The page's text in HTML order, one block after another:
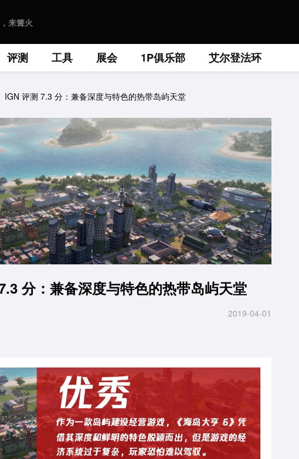
评测 工具 展会 1P俱乐部 艾尔登法环
IGN 评测 7.3 分：兼备深度与特色的热带岛屿天堂
分：兼备深度与特色的热带岛屿天堂
2019-04-01